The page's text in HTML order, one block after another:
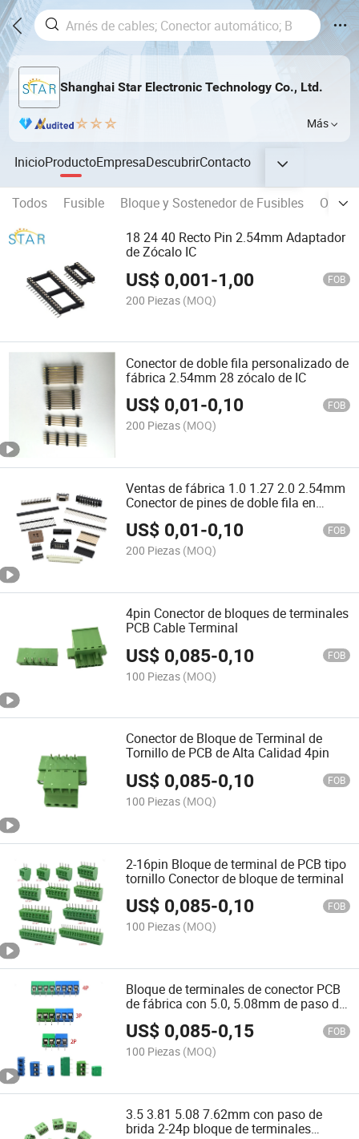
Shanghai Star Electronic Technology Co., Ltd.
Más
InicioProductoEmpresaDescubrirContacto
Todos Fusible Bloque y Sostenedor de Fusibles
Otros
18 24 40 Recto Pin 2.54mm Adaptador
de Zócalo IC
US$ 0,001-1,00 FOB
200 Piezas (MOQ)
Conector de doble fila personalizado de
fábrica 2.54mm 28 zócalo de IC
US$ 0,01-0,10 FOB
200 Piezas (MOQ)
Ventas de fábrica 1.0 1.27 2.0 2.54mm
Conector de pines de doble fila en
ángulo recto DIP 2.54mm para placas
de PCB
US$ 0,01-0,10 FOB
200 Piezas (MOQ)
4pin Conector de bloques de terminales
PCB Cable Terminal
US$ 0,085-0,10 FOB
100 Piezas (MOQ)
Conector de Bloque de Terminal de
Tornillo de PCB de Alta Calidad 4pin
US$ 0,085-0,10 FOB
100 Piezas (MOQ)
2-16pin Bloque de terminal de PCB tipo
tornillo Conector de bloque de terminal
US$ 0,085-0,10 FOB
100 Piezas (MOQ)
Bloque de terminales de conector PCB
de fábrica con 5.0, 5.08mm de paso de
cable
US$ 0,085-0,15 FOB
100 Piezas (MOQ)
3.5 3.81 5.08 7.62mm con paso de
brida 2-24p bloque de terminales